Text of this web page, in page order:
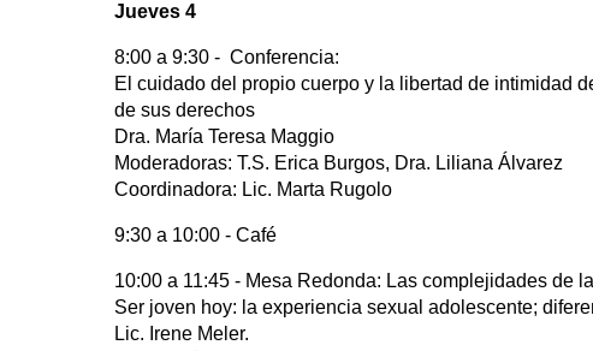
Jueves 4
8:00 a 9:30 - Conferencia:
El cuidado del propio cuerpo y la libertad de intimidad
de sus derechos
Dra. María Teresa Maggio
Moderadoras: T.S. Erica Burgos, Dra. Liliana Álvarez
Coordinadora: Lic. Marta Rugolo
9:30 a 10:00 - Café
10:00 a 11:45 - Mesa Redonda: Las complejidades de
Ser joven hoy: la experiencia sexual adolescente;
Lic. Irene Meler.